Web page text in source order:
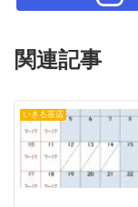
関連記事
いきる茶店